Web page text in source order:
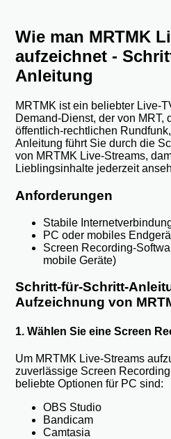
Wie man MRTMK
aufzeichnet -
Anleitung
MRTMK ist ein beliebter Live-
Demand-Dienst, der von MRT,
öffentlich-rechtlichen
Anleitung führt Sie durch die
von MRTMK Live-Streams,
Lieblingsinhalte jederzeit
Anforderungen
Stabile
PC oder mobiles
Screen Recording-
mobile Geräte)
Schritt-für-Schritt-
Aufzeichnung von
1. Wählen Sie eine Screen
Um MRTMK Live-Streams
zuverlässige Screen
beliebte Optionen für PC sind:
OBS Studio
Bandicam
Camtasia